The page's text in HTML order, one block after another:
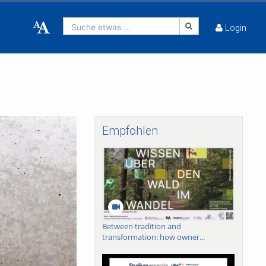
Suche etwas ... Login
Empfohlen
Between tradition and
transformation: how owner...